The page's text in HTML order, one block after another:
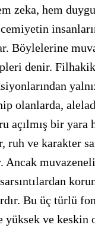
zeka, hem
Böylelerine
denir.
olanlarda,
açılmış bir yara
ve karakter
Ancak
Bu üç türlü
yüksek ve keskin